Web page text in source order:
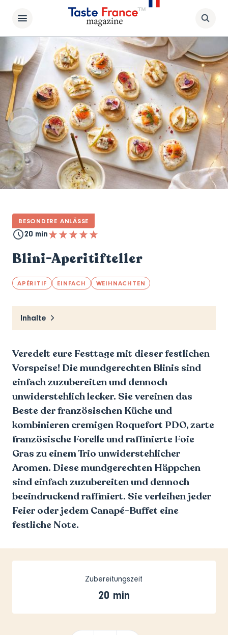
BESONDERE ANLÄSSE
20 min
Blini-Aperitifteller
APÉRITIF EINFACH WEIHNACHTEN
Inhalte
Veredelt eure Festtage mit dieser festlichen
Vorspeise! Die mundgerechten Blinis sind
einfach zuzubereiten und dennoch
unwiderstehlich lecker. Sie vereinen das
Beste der französischen Küche und
kombinieren cremigen Roquefort PDO, zarte
französische Forelle und raffinierte Foie
Gras zu einem Trio unwiderstehlicher
Aromen. Diese mundgerechten Häppchen
sind einfach zuzubereiten und dennoch
beeindruckend raffiniert. Sie verleihen jeder
Feier oder jedem Canapé-Buffet eine
festliche Note.
Zubereitungszeit
20 min